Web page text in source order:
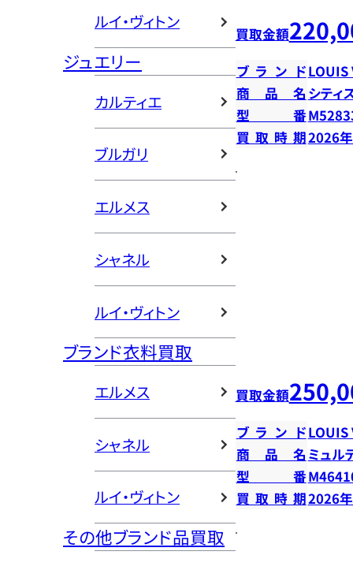
ルイ・ヴィトン
ジュエリー
カルティエ
ブルガリ
エルメス
シャネル
ルイ・ヴィトン
ブランド衣料買取
エルメス
シャネル
ルイ・ヴィトン
その他ブランド品買取
買取金額
ブランドLOUIS
商品名 シティ
型番
買取時期2026
買取金額
ブランドLOUIS
商品名 ミュル
型番
買取時期2026